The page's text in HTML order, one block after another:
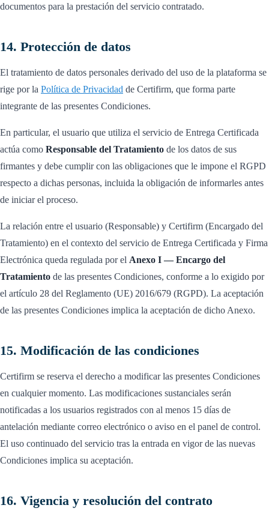
documentos para la prestación del servicio contratado.
14. Protección de datos
El tratamiento de datos personales derivado del uso de la plataforma se
rige por la Política de Privacidad de Certifirm, que forma parte
integrante de las presentes Condiciones.
En particular, el usuario que utiliza el servicio de Entrega Certificada
actúa como Responsable del Tratamiento de los datos de sus
firmantes y debe cumplir con las obligaciones que le impone el RGPD
respecto a dichas personas, incluida la obligación de informarles antes
de iniciar el proceso.
La relación entre el usuario (Responsable) y Certifirm (Encargado del
Tratamiento) en el contexto del servicio de Entrega Certificada y Firma
Electrónica queda regulada por el Anexo I — Encargo del
Tratamiento de las presentes Condiciones, conforme a lo exigido por
el artículo 28 del Reglamento (UE) 2016/679 (RGPD). La aceptación
de las presentes Condiciones implica la aceptación de dicho Anexo.
15. Modificación de las condiciones
Certifirm se reserva el derecho a modificar las presentes Condiciones
en cualquier momento. Las modificaciones sustanciales serán
notificadas a los usuarios registrados con al menos 15 días de
antelación mediante correo electrónico o aviso en el panel de control.
El uso continuado del servicio tras la entrada en vigor de las nuevas
Condiciones implica su aceptación.
16. Vigencia y resolución del contrato